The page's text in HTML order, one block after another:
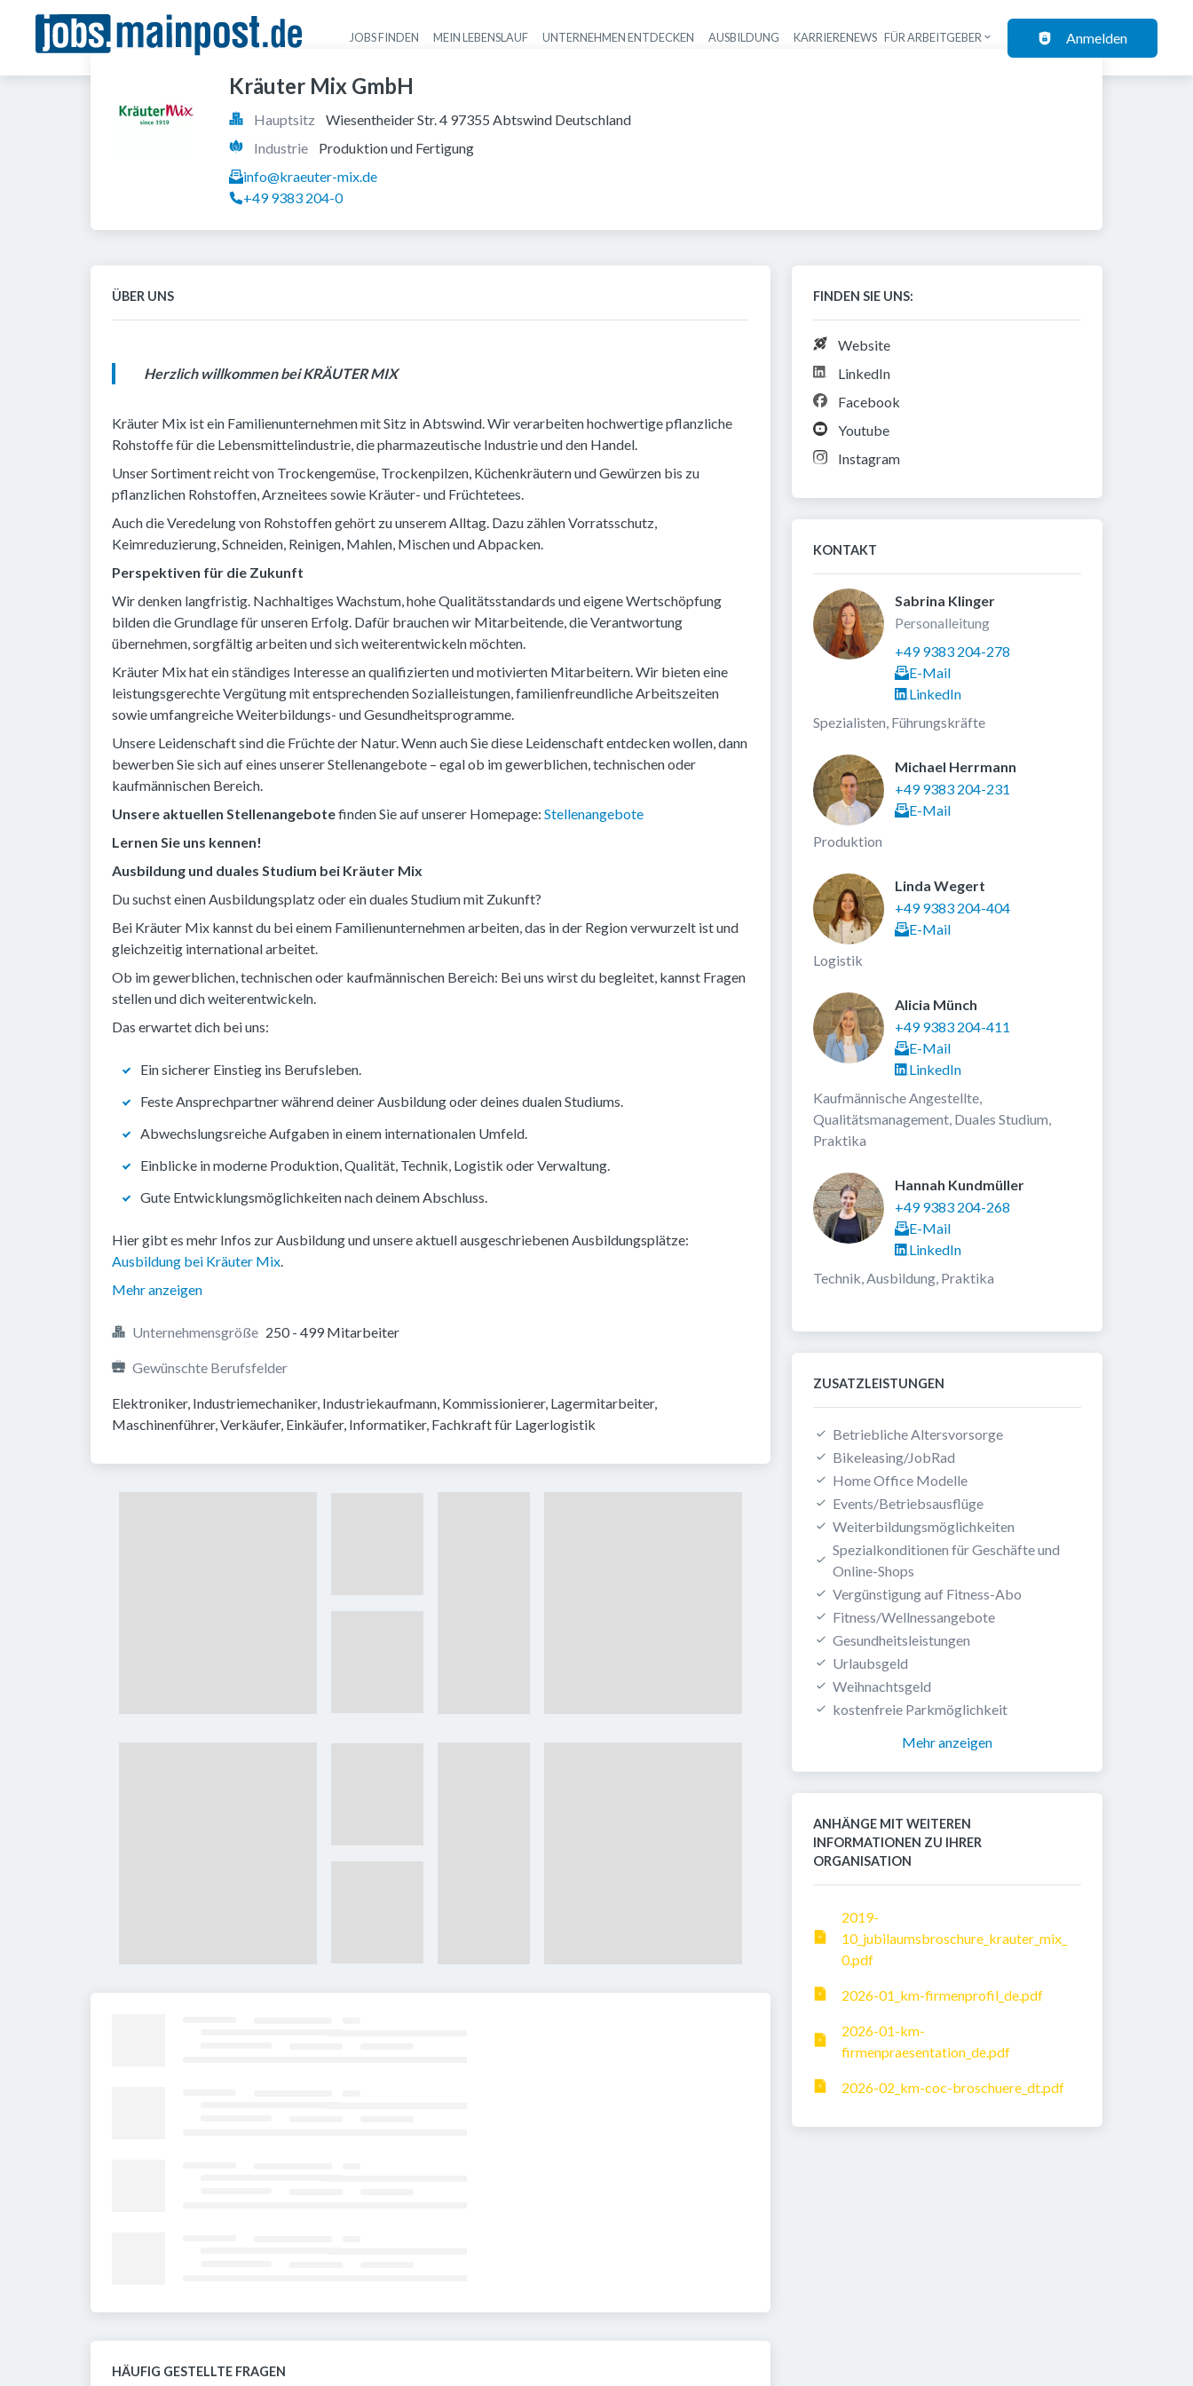
Haupt-Navigation
JOBS FINDEN MEIN LEBENSLAUF UNTERNEHMEN ENTDECKEN AUSBILDUNG KARRIERENEWS FÜR ARBEITGEBER Anmelden
Kräuter Mix GmbH
Hauptsitz
Wiesentheider Str. 4 97355 Abtswind Deutschland
Industrie
Produktion und Fertigung
info@kraeuter-mix.de
+49 9383 204-0
ÜBER UNS
Herzlich willkommen bei KRÄUTER MIX
Kräuter Mix ist ein Familienunternehmen mit Sitz in Abtswind. Wir verarbeiten hochwertige pflanzliche
Rohstoffe für die Lebensmittelindustrie, die pharmazeutische Industrie und den Handel.
Unser Sortiment reicht von Trockengemüse, Trockenpilzen, Küchenkräutern und Gewürzen bis zu
pflanzlichen Rohstoffen, Arzneitees sowie Kräuter- und Früchtetees.
Auch die Veredelung von Rohstoffen gehört zu unserem Alltag. Dazu zählen Vorratsschutz,
Keimreduzierung, Schneiden, Reinigen, Mahlen, Mischen und Abpacken.
Perspektiven für die Zukunft
Wir denken langfristig. Nachhaltiges Wachstum, hohe Qualitätsstandards und eigene Wertschöpfung
bilden die Grundlage für unseren Erfolg. Dafür brauchen wir Mitarbeitende, die Verantwortung
übernehmen, sorgfältig arbeiten und sich weiterentwickeln möchten.
Kräuter Mix hat ein ständiges Interesse an qualifizierten und motivierten Mitarbeitern. Wir bieten eine
leistungsgerechte Vergütung mit entsprechenden Sozialleistungen, familienfreundliche Arbeitszeiten
sowie umfangreiche Weiterbildungs- und Gesundheitsprogramme.
Unsere Leidenschaft sind die Früchte der Natur. Wenn auch Sie diese Leidenschaft entdecken wollen, dann
bewerben Sie sich auf eines unserer Stellenangebote – egal ob im gewerblichen, technischen oder
kaufmännischen Bereich.
Unsere aktuellen Stellenangebotefinden Sie auf unserer Homepage: Stellenangebote
Lernen Sie uns kennen!
Ausbildung und duales Studium bei Kräuter Mix
Du suchst einen Ausbildungsplatz oder ein duales Studium mit Zukunft?
Bei Kräuter Mix kannst du bei einem Familienunternehmen arbeiten, das in der Region verwurzelt ist und
gleichzeitig international arbeitet.
Ob im gewerblichen, technischen oder kaufmännischen Bereich: Bei uns wirst du begleitet, kannst Fragen
stellen und dich weiterentwickeln.
Das erwartet dich bei uns:
Ein sicherer Einstieg ins Berufsleben.
Feste Ansprechpartner während deiner Ausbildung oder deines dualen Studiums.
Abwechslungsreiche Aufgaben in einem internationalen Umfeld.
Einblicke in moderne Produktion, Qualität, Technik, Logistik oder Verwaltung.
Gute Entwicklungsmöglichkeiten nach deinem Abschluss.
Hier gibt es mehr Infos zur Ausbildung und unsere aktuell ausgeschriebenen Ausbildungsplätze:
Ausbildung bei Kräuter Mix.
Mehr anzeigen
Unternehmensgröße 250 - 499 Mitarbeiter
Gewünschte Berufsfelder
Elektroniker, Industriemechaniker, Industriekaufmann, Kommissionierer, Lagermitarbeiter,
Maschinenführer, Verkäufer, Einkäufer, Informatiker, Fachkraft für Lagerlogistik
HÄUFIG GESTELLTE FRAGEN
FINDEN SIE UNS:
Website
LinkedIn
Facebook
Youtube
Instagram
KONTAKT
Sabrina Klinger
Personalleitung
+49 9383 204-278
E-Mail
LinkedIn
Spezialisten, Führungskräfte
Michael Herrmann
+49 9383 204-231
E-Mail
Produktion
Linda Wegert
+49 9383 204-404
E-Mail
Logistik
Alicia Münch
+49 9383 204-411
E-Mail
LinkedIn
Kaufmännische Angestellte,
Qualitätsmanagement, Duales Studium,
Praktika
Hannah Kundmüller
+49 9383 204-268
E-Mail
LinkedIn
Technik, Ausbildung, Praktika
ZUSATZLEISTUNGEN
Betriebliche Altersvorsorge
Bikeleasing/JobRad
Home Office Modelle
Events/Betriebsausflüge
Weiterbildungsmöglichkeiten
Spezialkonditionen für Geschäfte und
Online-Shops
Vergünstigung auf Fitness-Abo
Fitness/Wellnessangebote
Gesundheitsleistungen
Urlaubsgeld
Weihnachtsgeld
kostenfreie Parkmöglichkeit
Mehr anzeigen
ANHÄNGE MIT WEITEREN
INFORMATIONEN ZU IHRER
ORGANISATION
2019-
10_jubilaumsbroschure_krauter_mix_
0.pdf
2026-01_km-firmenprofil_de.pdf
2026-01-km-
firmenpraesentation_de.pdf
2026-02_km-coc-broschuere_dt.pdf